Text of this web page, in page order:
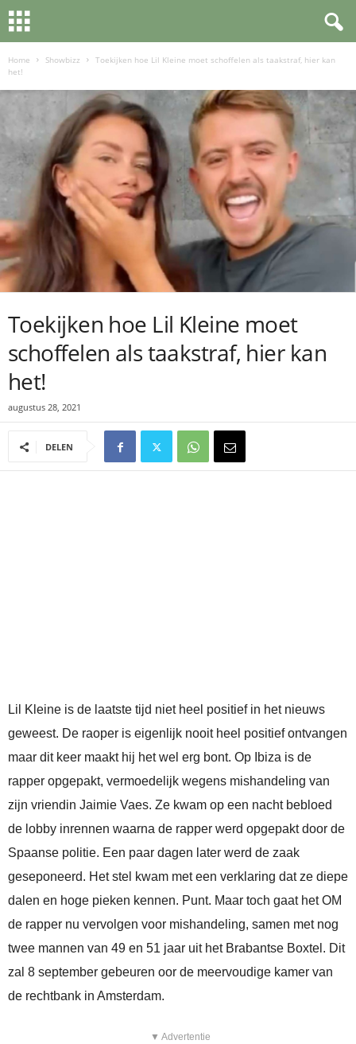
Home Showbizz
Toekijken hoe Lil Kleine moet schoffelen als taakstraf, hier kan
het!
Toekijken hoe Lil Kleine moet
schoffelen als taakstraf, hier kan
het!
augustus 28, 2021
DELEN
Lil Kleine is de laatste tijd niet heel positief in het nieuws
geweest. De raoper is eigenlijk nooit heel positief ontvangen
maar dit keer maakt hij het wel erg bont. Op Ibiza is de
rapper opgepakt, vermoedelijk wegens mishandeling van
zijn vriendin Jaimie Vaes. Ze kwam op een nacht bebloed
de lobby inrennen waarna de rapper werd opgepakt door de
Spaanse politie. Een paar dagen later werd de zaak
geseponeerd. Het stel kwam met een verklaring dat ze diepe
dalen en hoge pieken kennen. Punt. Maar toch gaat het OM
de rapper nu vervolgen voor mishandeling, samen met nog
twee mannen van 49 en 51 jaar uit het Brabantse Boxtel. Dit
zal 8 september gebeuren oor de meervoudige kamer van
de rechtbank in Amsterdam.
▼ Advertentie